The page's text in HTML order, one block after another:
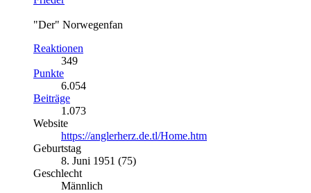
"Der" Norwegenfan
Reaktionen
349
Punkte
6.054
Beiträge
1.073
Website
https://anglerherz.de.tl/Home.htm
Geburtstag
8. Juni 1951 (75)
Geschlecht
Männlich